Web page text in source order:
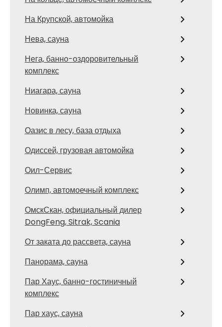
На Крупской, автомойка
Нева, сауна
Нега, банно-оздоровительный
комплекс
Ниагара, сауна
Новинка, сауна
Оазис в лесу, база отдыха
Одиссей, грузовая автомойка
Оил-Сервис
Олимп, автомоечный комплекс
ОмскСкан, официальный дилер
DongFeng, Sitrak, Scania
От заката до рассвета, сауна
Панорама, сауна
Пар Хаус, банно-гостиничный
комплекс
Пар хаус, сауна